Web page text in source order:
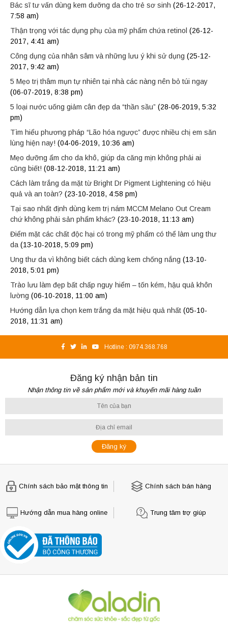
Bác sĩ tư vấn dùng kem dưỡng da cho trẻ sơ sinh (26-12-2017,
7:58 am)
Thận trọng với tác dụng phụ của mỹ phẩm chứa retinol (26-12-
2017, 4:41 am)
Công dụng của nhân sâm và những lưu ý khi sử dụng (25-12-
2017, 9:42 am)
5 Mẹo trị thâm mụn tự nhiên tại nhà các nàng nên bỏ túi ngay
(06-07-2019, 8:38 pm)
5 loại nước uống giảm cân đẹp da “thần sầu” (28-06-2019, 5:32
pm)
Tìm hiểu phương pháp “Lão hóa ngược” được nhiều chị em săn
lùng hiện nay! (04-06-2019, 10:36 am)
Mẹo dưỡng ẩm cho da khô, giúp da căng mịn không phải ai
cũng biết! (08-12-2018, 11:21 am)
Cách làm trắng da mặt từ Bright Dr Pigment Lightening có hiệu
quả và an toàn? (23-10-2018, 4:58 pm)
Tại sao nhất định dùng kem trị nám MCCM Melano Out Cream
chứ không phải sản phẩm khác? (23-10-2018, 11:13 am)
Điểm mặt các chất độc hại có trong mỹ phẩm có thể làm ung thư
da (13-10-2018, 5:09 pm)
Ung thư da vì không biết cách dùng kem chống nắng (13-10-
2018, 5:01 pm)
Trào lưu làm đẹp bất chấp nguy hiểm – tốn kém, hậu quả khôn
lường (06-10-2018, 11:00 am)
Hướng dẫn lựa chọn kem trắng da mặt hiệu quả nhất (05-10-
2018, 11:31 am)
Hotline : 0974.368.768
Đăng ký nhận bản tin
Nhận thông tin về sản phẩm mới và khuyến mãi hàng tuần
Chính sách bảo mật thông tin Chính sách bán hàng
Hướng dẫn mua hàng online Trung tâm trợ giúp